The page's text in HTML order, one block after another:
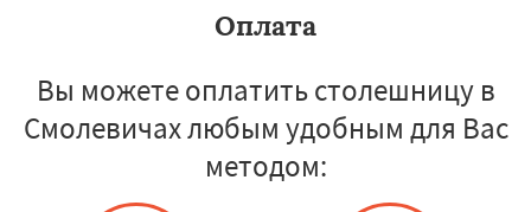
Оплата
Вы можете оплатить столешницу в
Смолевичах любым удобным для Вас
методом: